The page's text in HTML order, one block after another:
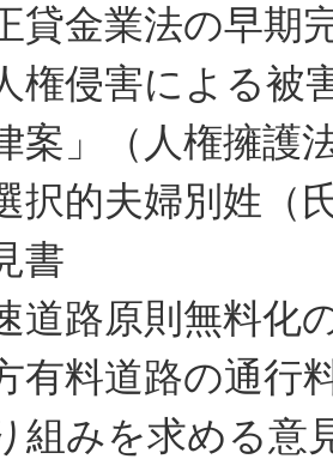
貸金業法の早期
権侵害による
案」（人権擁護
択的夫婦別姓
書
道路原則無料化
有料道路の通行
組みを求める意